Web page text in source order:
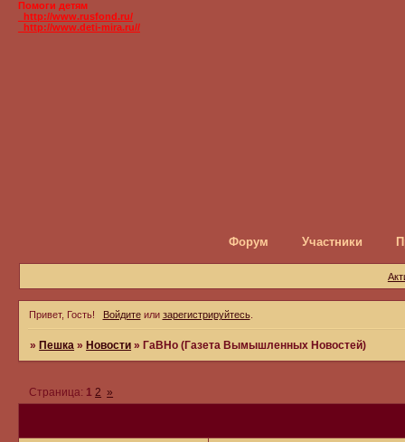
Помоги детям
_http://www.rusfond.ru/
_http://www.deti-mira.ru//
Форум Участники
Привет, Гость! Войдитеили зарегистрируйтесь.
» Пешка » Новости » ГаВНо (Газета Вымышленных Новостей)
Страница: 1 2 »